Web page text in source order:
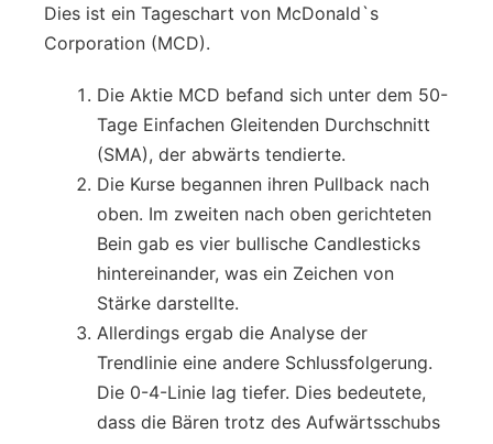
Dies ist ein Tageschart von McDonald`s
Corporation (MCD).
Die Aktie MCD befand sich unter dem 50-
Tage Einfachen Gleitenden Durchschnitt
(SMA), der abwärts tendierte.
Die Kurse begannen ihren Pullback nach
oben. Im zweiten nach oben gerichteten
Bein gab es vier bullische Candlesticks
hintereinander, was ein Zeichen von
Stärke darstellte.
Allerdings ergab die Analyse der
Trendlinie eine andere Schlussfolgerung.
Die 0-4-Linie lag tiefer. Dies bedeutete,
dass die Bären trotz des Aufwärtsschubs